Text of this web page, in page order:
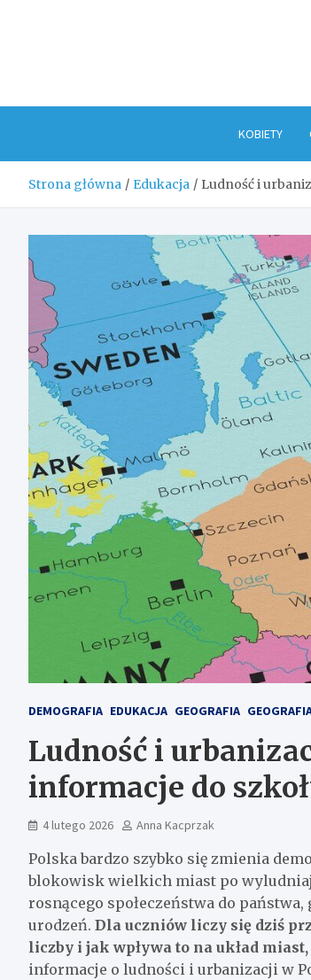
KOBIETY
Strona główna Edukacja Ludność i
DEMOGRAFIA EDUKACJA GEOGRAFIA
Ludność i
informacje do
4 lutego 2026 Anna Kacprzak
Polska bardzo szybko się zmienia
blokowisk wielkich miast po
rosnącego społeczeństwa do
urodzeń. Dla uczniów liczy się dziś
liczby i jak wpływa to na układ
informacje o ludności i urbanizacji w